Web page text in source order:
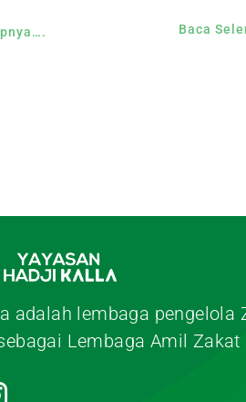
Baca
adalah lembaga pengelola
Lembaga Amil Zakat